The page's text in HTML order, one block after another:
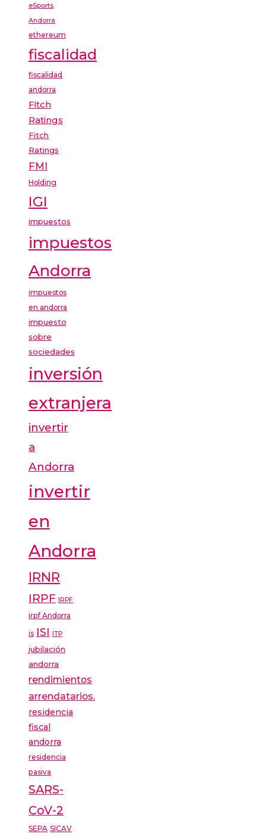
eSports
Andorra
ethereum
fiscalidad
fiscalidad
andorra
Fitch
Ratings
Fitch
Ratings
FMI
Holding
IGI
impuestos
impuestos
Andorra
impuestos
en andorra
impuesto
sobre
sociedades
inversión
extranjera
invertir
a
Andorra
invertir
en
Andorra
IRNR
IRPF IRPF
irpf Andorra
is ISI ITP
jubilación
andorra
rendimientos
arrendatarios.
residencia
fiscal
andorra
residencia
pasiva
SARS-
CoV-2
SEPA SICAV